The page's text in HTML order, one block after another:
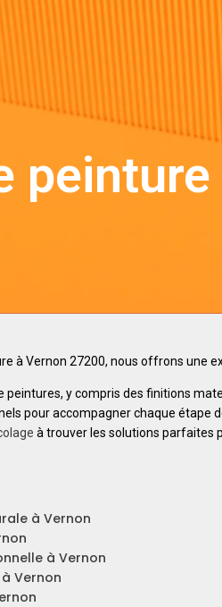
à Vernon 27200, nous offrons une
peintures, y compris des finitions
pour accompagner chaque étape
à trouver les solutions parfaites
à Vernon
à Vernon
Vernon